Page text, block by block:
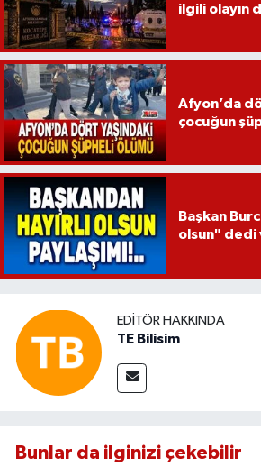
ilgili olayın
Afyon’da
çocuğun
Başkan
olsun" dedi
EDITÖR HAKKINDA
TE Bilisim
Bunlar da ilginizi çekebilir